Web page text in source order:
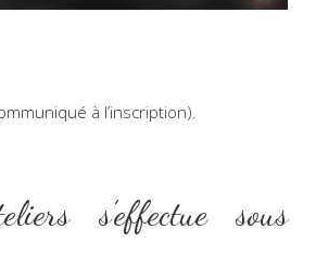
communiqué à l’inscription).
s’effectue sous